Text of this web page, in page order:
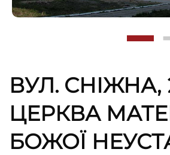
ВУЛ. СНІЖНА,
ЦЕРКВА
БОЖОЇ